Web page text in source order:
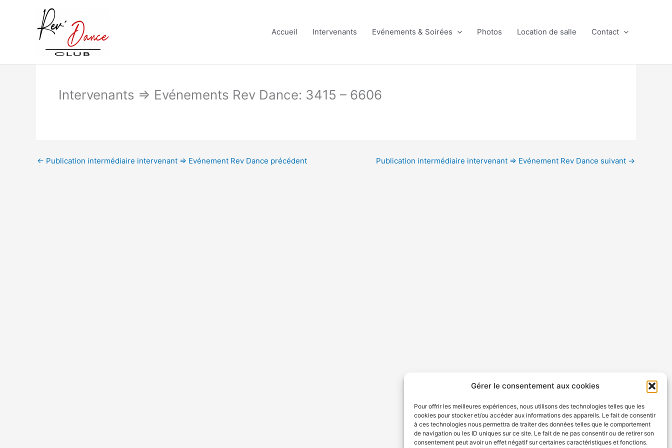
Gérer le consentement aux cookies
Pour offrir les meilleures expériences, nous utilisons des technologies telles que les
cookies pour stocker et/ou accéder aux informations des appareils. Le fait de consentir
à ces technologies nous permettra de traiter des données telles que le comportement
de navigation ou les ID uniques sur ce site. Le fait de ne pas consentir ou de retirer son
consentement peut avoir un effet négatif sur certaines caractéristiques et fonctions.
Accueil Intervenants Evénements & Soirées Photos Location de salle Contact
Intervenants => Evénements Rev Dance: 3415 – 6606
← Publication intermédiaire intervenant => Evénement Rev Dance précédent Publication intermédiaire intervenant => Evénement Rev Dance suivant →